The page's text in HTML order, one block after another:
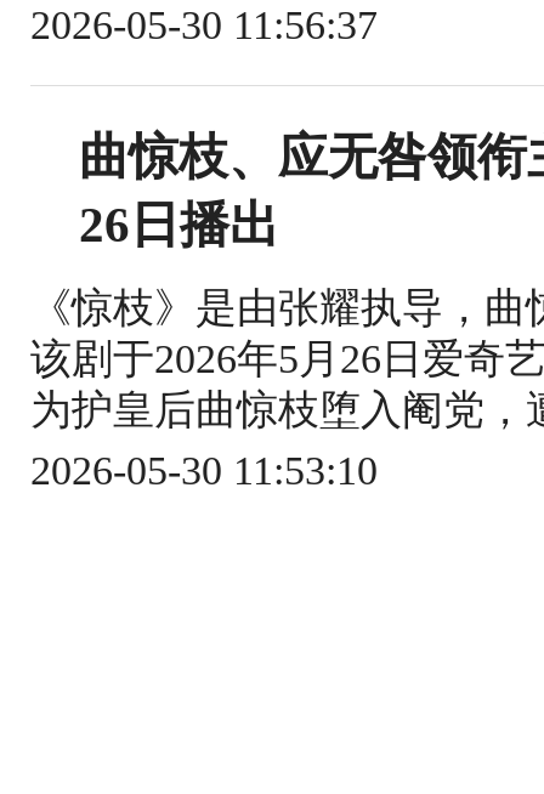
2026-05-30 11:56:37
曲惊枝、应无咎领
26日播出
《惊枝》是由张耀执导，
该剧于2026年5月26日爱奇
为护皇后曲惊枝堕入阉党
2026-05-30 11:53:10